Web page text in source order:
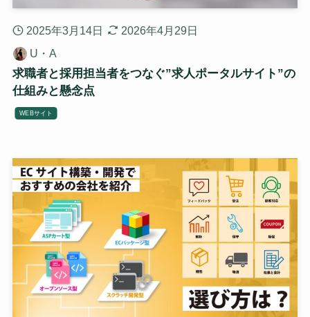
2025年3月14日
2026年4月29日
U・A
求職者と採用担当者をつなぐ”求人ポータルサイト”の
仕組みと懸念点
WEBサイト